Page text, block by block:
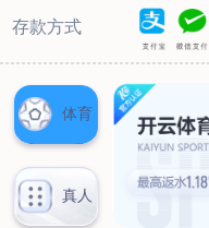
防腐材料
高风险区安全
设备租赁
典型案例
新闻动态
联系我们